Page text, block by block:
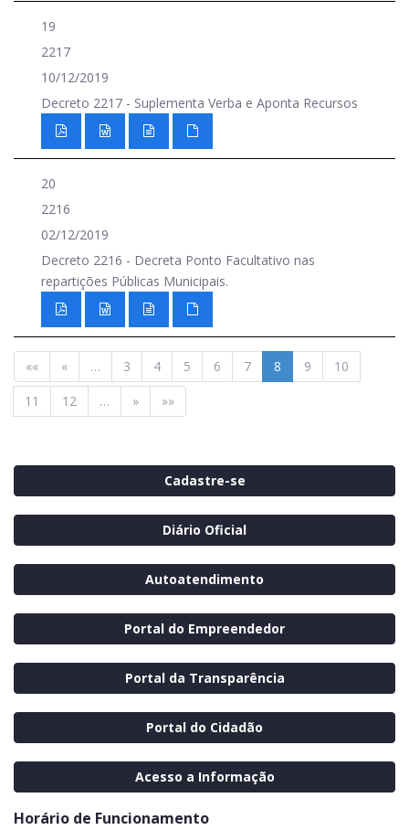
19
2217
10/12/2019
Decreto 2217 - Suplementa Verba e Aponta Recursos
20
2216
02/12/2019
Decreto 2216 - Decreta Ponto Facultativo nas
repartições Públicas Municipais.
«« « … 3 4 5 6 7 8 9
10
11
12 … » »»
Cadastre-se
Diário Oficial
Autoatendimento
Portal do Empreendedor
Portal da Transparência
Portal do Cidadão
Acesso a Informação
Horário de Funcionamento